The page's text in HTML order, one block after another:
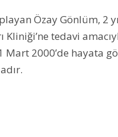
Özay Gönlüm, 2
Kliniği’ne tedavi
Mart 2000’de hayata